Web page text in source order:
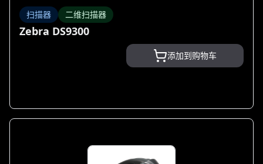
扫描器 二维扫描器
Zebra DS9300
添加到购物车